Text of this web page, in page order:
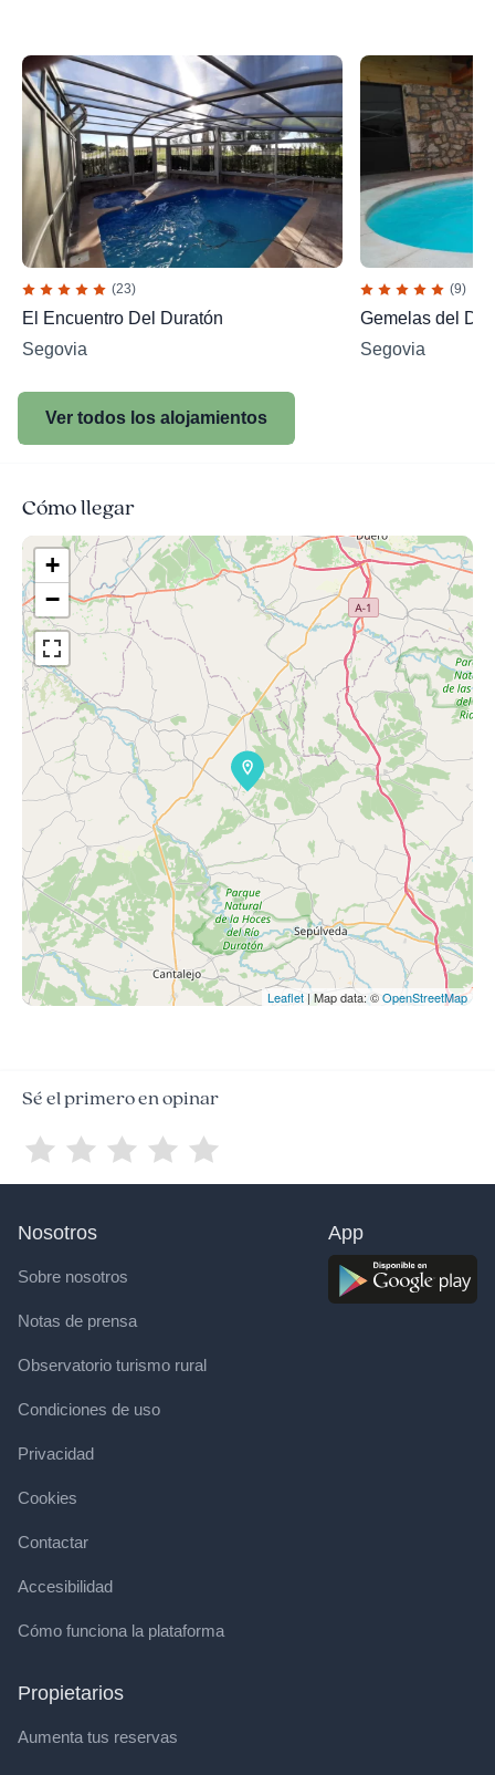
(23)
El Encuentro Del Duratón
Segovia
(9)
Gemelas del
Segovia
Ver todos los alojamientos
Cómo llegar
+
−
Leaflet | Map data: ©OpenStreetMap
Sé el primero en opinar
Nosotros
Sobre nosotros
Notas de prensa
Observatorio turismo rural
Condiciones de uso
Privacidad
Cookies
Contactar
Accesibilidad
Cómo funciona la plataforma
Propietarios
Aumenta tus reservas
App